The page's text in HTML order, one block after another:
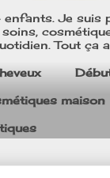
Je
Tout
maison